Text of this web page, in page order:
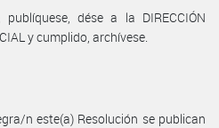
publíquese, dése a la DIRECCIÓN
y cumplido, archívese.
n este(a) Resolución se publican